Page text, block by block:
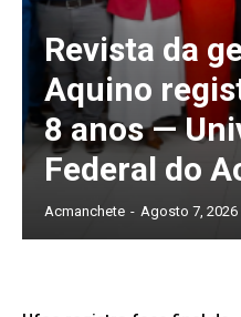
Revista da
Aquino
8 anos —
Federal do
Acmanchete - Agosto 7, 2026